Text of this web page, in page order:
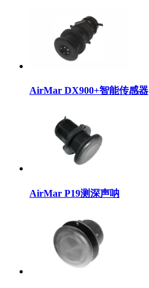
AirMar DX900+智能传感器
AirMar P19测深声呐